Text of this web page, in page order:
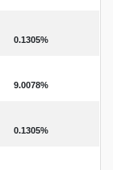
0.1305%
9.0078%
0.1305%